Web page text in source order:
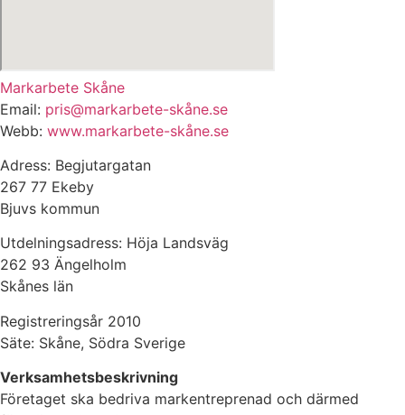
Markarbete Skåne
Email: pris@markarbete-skåne.se
Webb: www.markarbete-skåne.se
Adress: Begjutargatan
267 77 Ekeby
Bjuvs kommun
Utdelningsadress: Höja Landsväg
262 93 Ängelholm
Skånes län
Registreringsår 2010
Säte: Skåne, Södra Sverige
Verksamhetsbeskrivning
Företaget ska bedriva markentreprenad och därmed